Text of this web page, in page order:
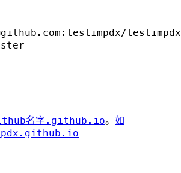
名字.github.io。 如